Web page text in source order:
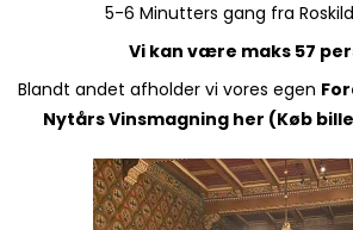
5-6 Minutters gang fra
Vi kan være maks 57
Blandt andet afholder vi vores egen
Nytårs Vinsmagning her (Køb